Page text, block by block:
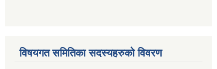
विषयगत समितिका सदस्यहरुको विवरण